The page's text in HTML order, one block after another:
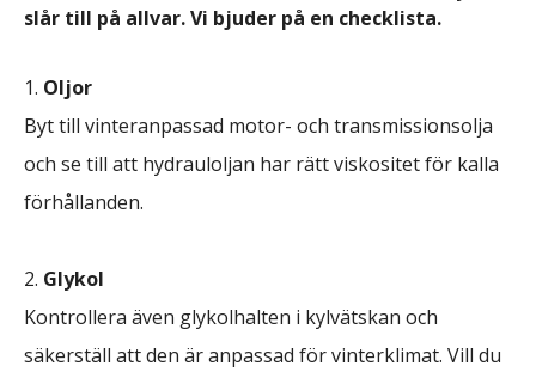
slår till på allvar. Vi bjuder på en checklista.
Oljor
Byt till vinteranpassad motor- och transmissionsolja
och se till att hydrauloljan har rätt viskositet för kalla
förhållanden.
Glykol
Kontrollera även glykolhalten i kylvätskan och
säkerställ att den är anpassad för vinterklimat. Vill du